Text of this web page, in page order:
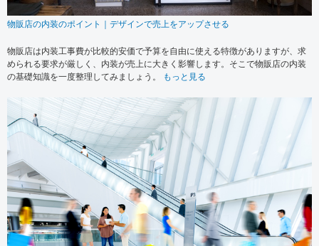
物販店の内装のポイント｜デザインで売上をアップさせる
物販店は内装工事費が比較的安価で予算を自由に使える特徴がありますが、求
められる要求が厳しく、内装が売上に大きく影響します。そこで物販店の内装
の基礎知識を一度整理してみましょう。
もっと見る